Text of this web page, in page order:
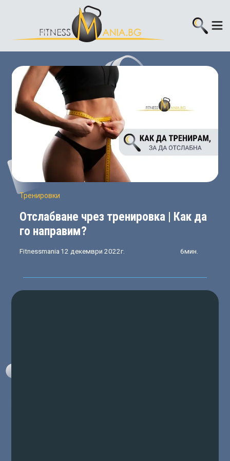
Тренировки
Отслабване чрез тренировка | Как да
го направим?
Fitnessmania 12 декември 2022г. 6мин.